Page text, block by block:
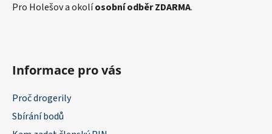
Pro Holešov a okolíosobní odběr ZDARMA.
Informace pro vás
Proč drogerily
Sbírání bodů